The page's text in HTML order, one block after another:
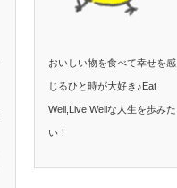
おいしい物を食べて幸せを感
じるひと時が大好き♪Eat
Well,Live Wellな人生を歩みた
い！